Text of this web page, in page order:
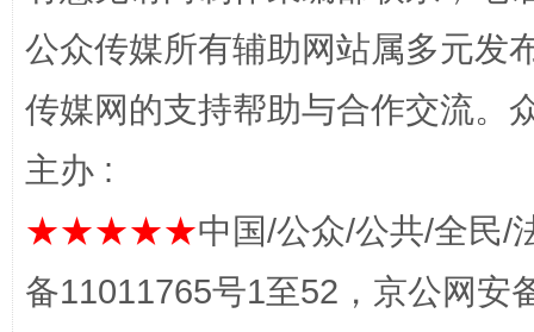
这是一记警钟！ 谢
公众传媒所有辅助网站属多元发
传媒网的支持帮助与合作交流。
主办 :
★★★★★中国/公众/公共/全民/
备11011765号1至52，京公网安